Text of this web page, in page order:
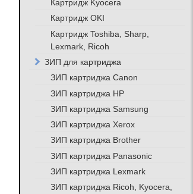
Картридж Kyocera
Картридж OKI
Картридж Toshiba, Sharp,
Lexmark, Ricoh
ЗИП для картриджа
ЗИП картриджа Canon
ЗИП картриджа HP
ЗИП картриджа Samsung
ЗИП картриджа Xerox
ЗИП картриджа Brother
ЗИП картриджа Panasonic
ЗИП картриджа Lexmark
ЗИП картриджа Ricoh, Kyocera,